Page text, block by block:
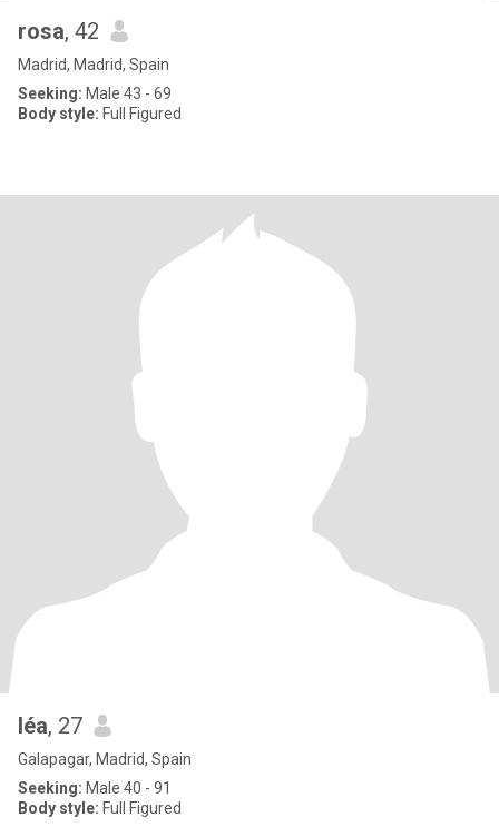
rosa, 42
Madrid, Madrid, Spain
Seeking: Male 43 - 69
Body style: Full Figured
léa, 27
Galapagar, Madrid, Spain
Seeking: Male 40 - 91
Body style: Full Figured